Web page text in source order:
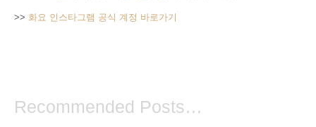
>> 화요 인스타그램 공식 계정 바로가기
Recommended Posts…